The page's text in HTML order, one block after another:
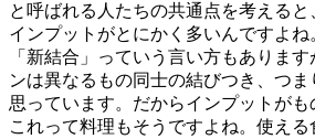
と呼ばれる人たちの共通点を考えると
インプットがとにかく多いんですよ
「新結合」っていう言い方もありま
ンは異なるもの同士の結びつき、つ
思っています。だからインプットがも
これって料理もそうですよね。使え